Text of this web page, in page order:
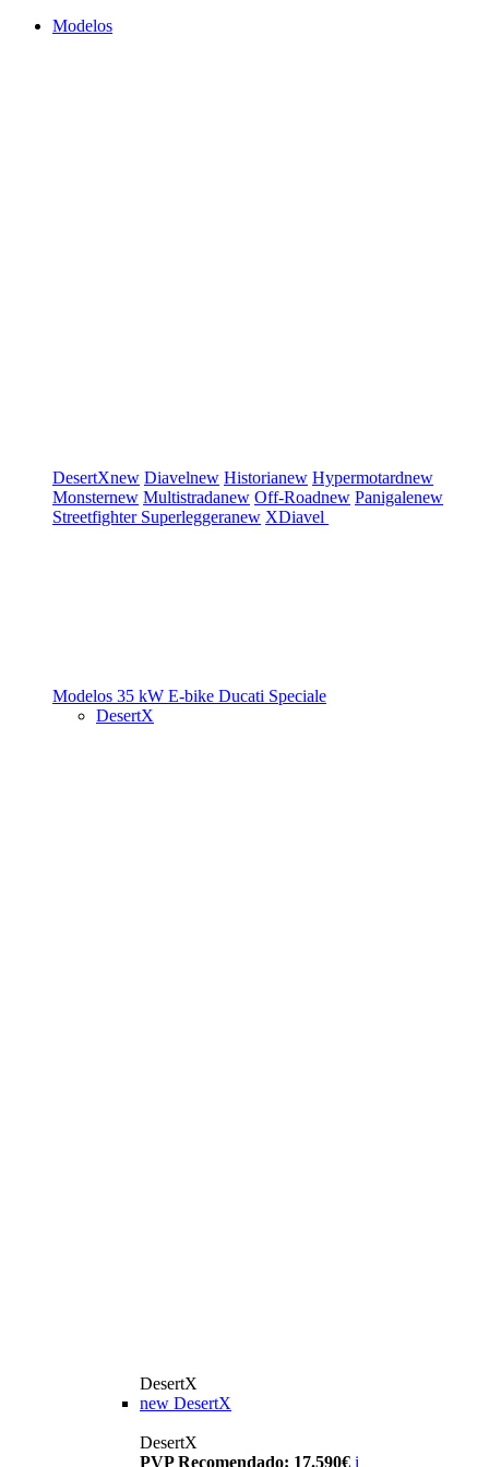
Modelos
DesertXnew Diavelnew Historianew Hypermotardnew
Monsternew Multistradanew Off-Roadnew Panigalenew
Streetfighter Superleggeranew XDiavel
Modelos 35 kW E-bike Ducati Speciale
DesertX
DesertX
new DesertX
DesertX
PVP Recomendado: 17.590€ i